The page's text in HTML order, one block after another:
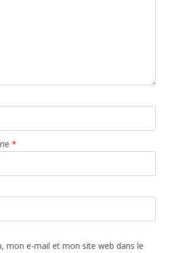
*
mon e-mail et mon site web dans le